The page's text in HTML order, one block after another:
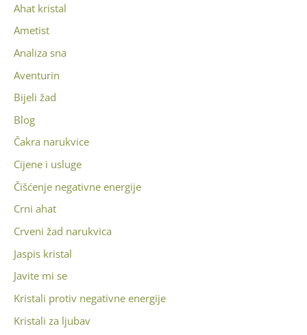
Ahat kristal
Ametist
Analiza sna
Aventurin
Bijeli žad
Blog
Čakra narukvice
Cijene i usluge
Čišćenje negativne energije
Crni ahat
Crveni žad narukvica
Jaspis kristal
Javite mi se
Kristali protiv negativne energije
Kristali za ljubav